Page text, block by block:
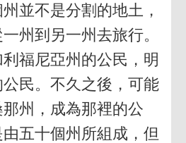
並不是分割的地土，
州到另一州去旅行。
福尼亞州的公民，明
民。不久之後，可能
州，成為那裡的公
五十個州所組成，但